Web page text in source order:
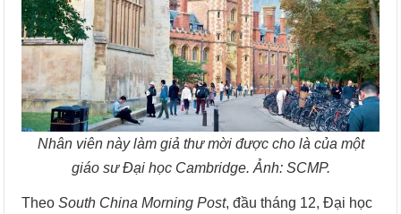
Nhân viên này làm giả thư mời được cho là của một
giáo sư Đại học Cambridge. Ảnh: SCMP.
TheoSouth China Morning Post, đầu tháng 12, Đại học